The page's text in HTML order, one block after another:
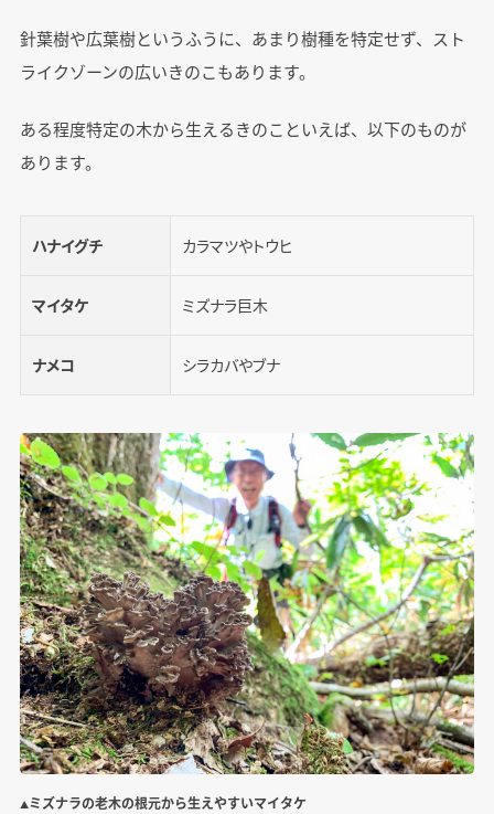
針葉樹や広葉樹というふうに、あまり樹種を特定せず、スト
ライクゾーンの広いきのこもあります。
ある程度特定の木から生えるきのこといえば、以下のものが
あります。
ハナイグチ カラマツやトウヒ
マイタケ ミズナラ巨木
ナメコ シラカバやブナ
▲ミズナラの老木の根元から生えやすいマイタケ